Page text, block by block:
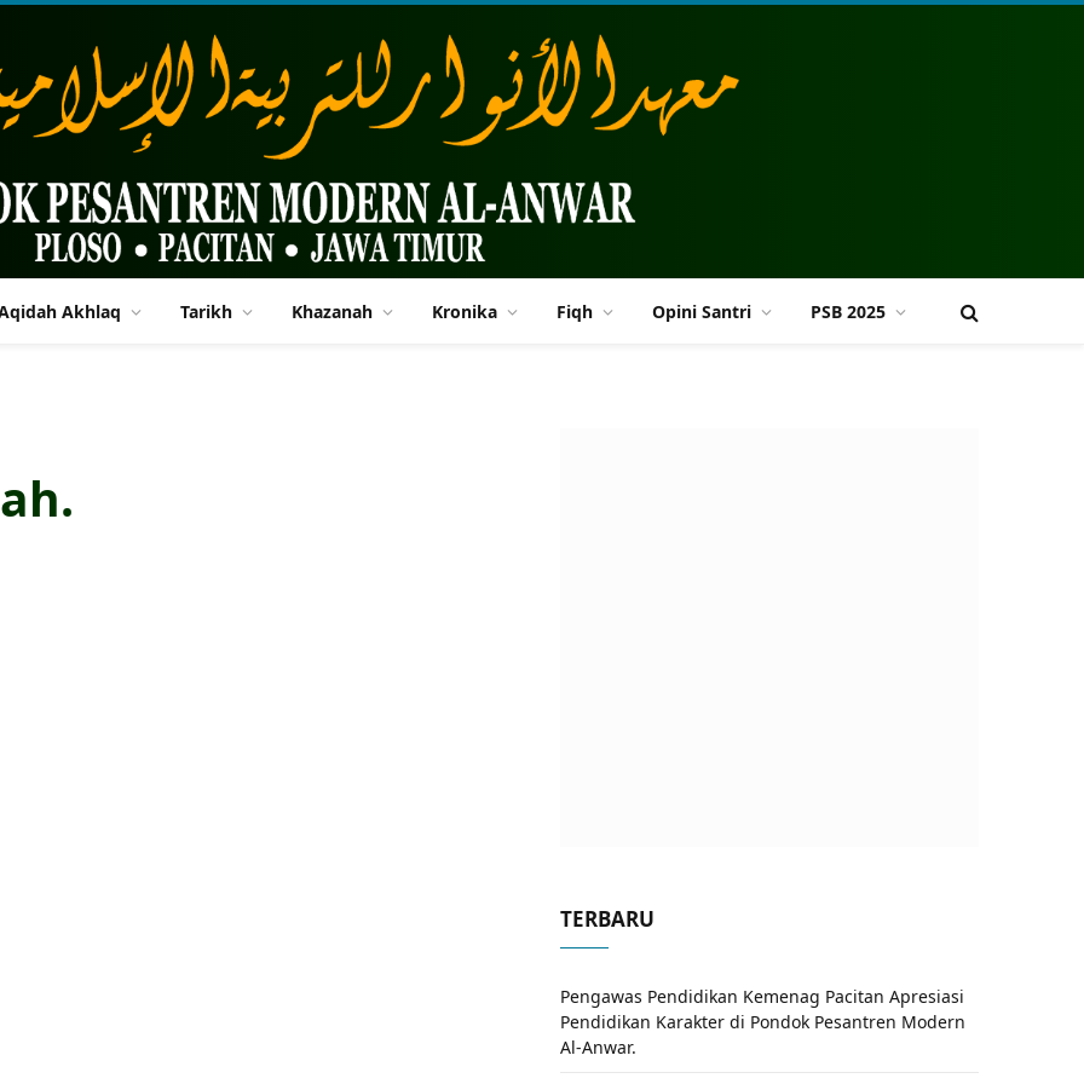
Akhlaq Tarikh Khazanah Kronika Fiqh Opini Santri PSB 2025
TERBARU
Pengawas Pendidikan Kemenag Pacitan Apresiasi
Pendidikan Karakter di Pondok Pesantren Modern
Al-Anwar.